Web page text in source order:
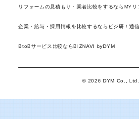
リフォームの見積もり・業者比較をするならMYリ
企業・給与・採用情報を比較するならビジ研！通信
BtoBサービス比較ならBIZNAVI byDYM
© 2026 DYM Co., Ltd.